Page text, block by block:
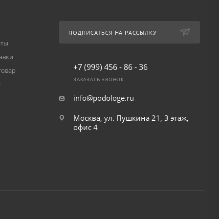
ПОДПИСАТЬСЯ НА РАССЫЛКУ
+7 (999) 456 - 86 - 36
ЗАКАЗАТЬ ЗВОНОК
info@podologe.ru
Москва, ул. Пушкина 21, 3 этаж,
офис 4